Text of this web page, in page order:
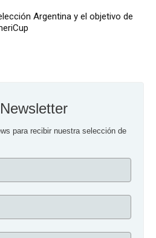
Argentina y el objetivo de
para recibir nuestra selección de